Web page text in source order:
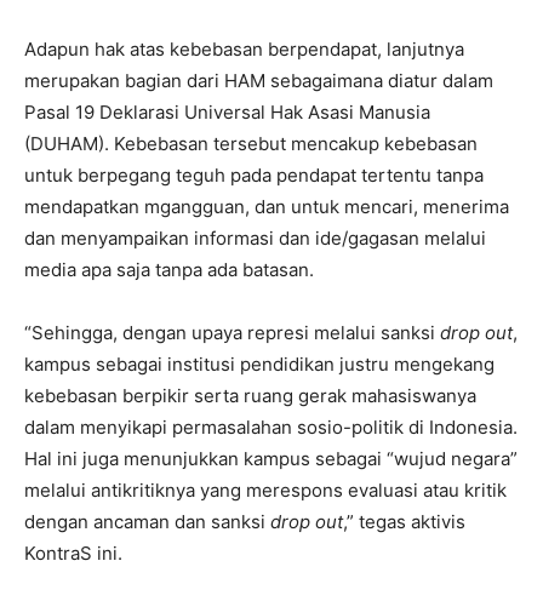
Adapun hak atas kebebasan berpendapat, lanjutnya
merupakan bagian dari HAM sebagaimana diatur dalam
Pasal 19 Deklarasi Universal Hak Asasi Manusia
(DUHAM). Kebebasan tersebut mencakup kebebasan
untuk berpegang teguh pada pendapat tertentu tanpa
mendapatkan mgangguan, dan untuk mencari, menerima
dan menyampaikan informasi dan ide/gagasan melalui
media apa saja tanpa ada batasan.
“Sehingga, dengan upaya represi melalui sanksi drop out,
kampus sebagai institusi pendidikan justru mengekang
kebebasan berpikir serta ruang gerak mahasiswanya
dalam menyikapi permasalahan sosio-politik di Indonesia.
Hal ini juga menunjukkan kampus sebagai “wujud negara”
melalui antikritiknya yang merespons evaluasi atau kritik
dengan ancaman dan sanksi drop out,” tegas aktivis
KontraS ini.